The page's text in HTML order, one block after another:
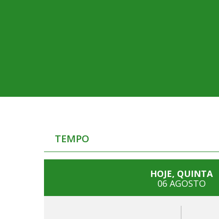
TEMPO
HOJE, QUINTA
06 AGOSTO